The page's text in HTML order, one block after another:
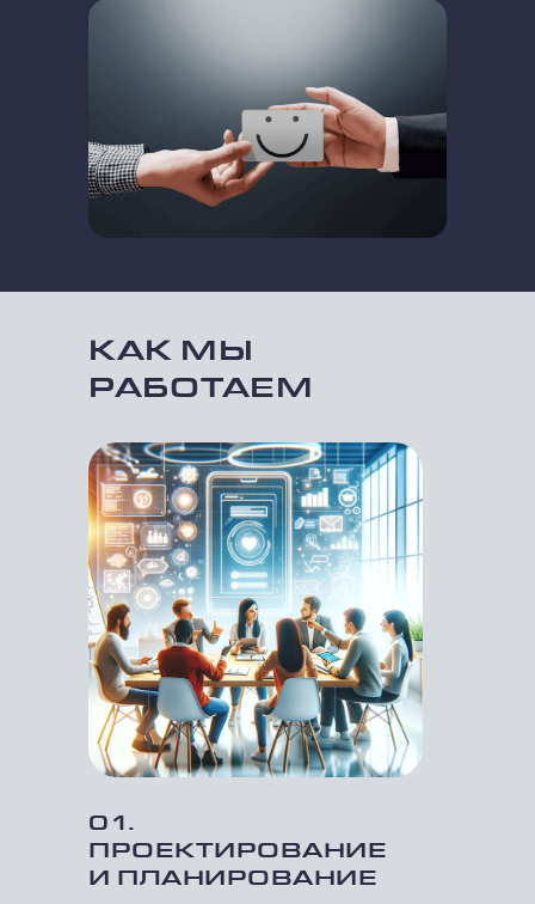
01.
ПРОЕКТИРОВАНИЕ
И ПЛАНИРОВАНИЕ
КАК МЫ
РАБОТАЕМ